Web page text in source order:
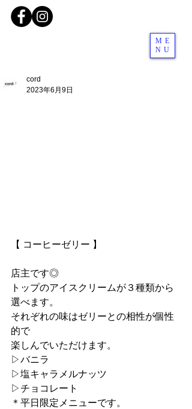
ME
NU
cord
2023年6月9日
【 コーヒーゼリー 】
店主です◎
トップのアイスクリームが３種類から
選べます。
それぞれの味はゼリーとの相性が個性
的で
楽しんでいただけます。
▷バニラ
▷塩キャラメルナッツ
▷チョコレート
＊平日限定メニューです。